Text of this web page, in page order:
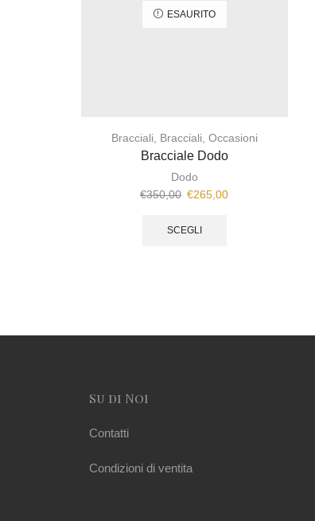
ESAURITO
Bracciali Bracciali Occasioni
Bracciale Dodo
Dodo
€350,00 €265,00
SCEGLI
Su di Noi
Contatti
Condizioni di ventita